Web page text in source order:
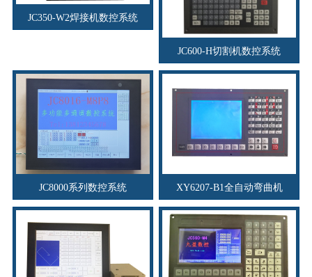
JC350-W2焊接机数控系统
JC600-H切割机数控系统
JC8000系列数控系统 XY6207-B1全自动弯曲机